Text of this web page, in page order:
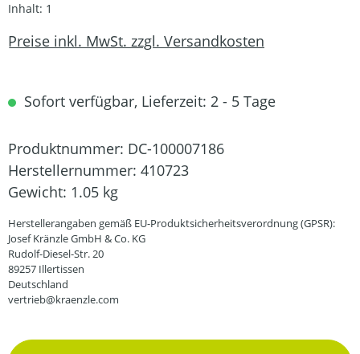
Inhalt: 1
Preise inkl. MwSt. zzgl. Versandkosten
Sofort verfügbar, Lieferzeit: 2 - 5 Tage
Produktnummer: DC-100007186
Herstellernummer: 410723
Gewicht: 1.05 kg
Herstellerangaben gemäß EU-Produktsicherheitsverordnung (GPSR):
Josef Kränzle GmbH & Co. KG
Rudolf-Diesel-Str. 20
89257 Illertissen
Deutschland
vertrieb@kraenzle.com